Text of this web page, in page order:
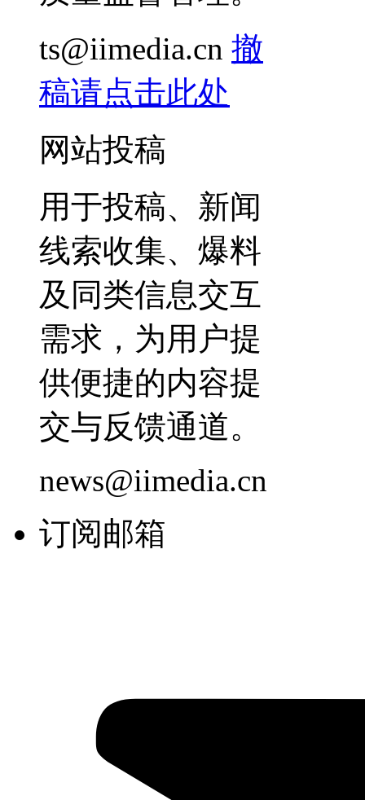
ts@iimedia.cn 撤
稿请点击此处
网站投稿
用于投稿、新闻
线索收集、爆料
及同类信息交互
需求，为用户提
供便捷的内容提
交与反馈通道。
news@iimedia.cn
订阅邮箱